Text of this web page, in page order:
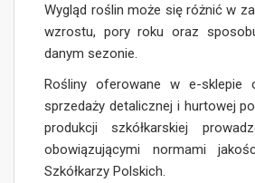
Wygląd roślin może się różnić w
wzrostu, pory roku oraz
danym sezonie.
Rośliny oferowane w e-sklepie
sprzedaży detalicznej i hurtowej
produkcji szkółkarskiej
obowiązującymi normami
Szkółkarzy Polskich.